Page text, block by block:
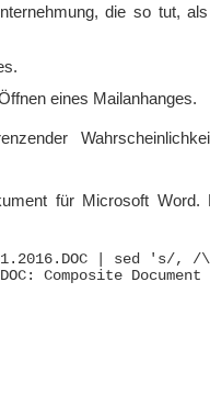
die so tut,
eines Mailanhanges.
für Microsoft Word.
| sed 's/, /
Composite